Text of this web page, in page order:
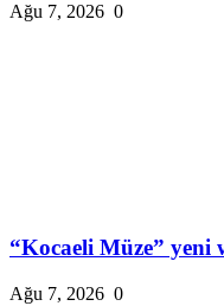
Ağu 7, 2026 0
“Kocaeli Müze” yeni
Ağu 7, 2026 0